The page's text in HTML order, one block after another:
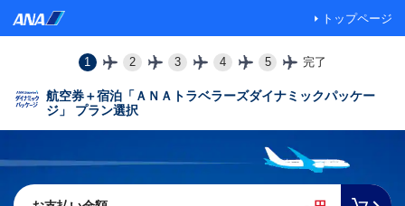
トップページ
1 2 3 4 5 完了
航空券＋宿泊「ＡＮＡトラベラーズダイナミックパッケー
ジ」 プラン選択